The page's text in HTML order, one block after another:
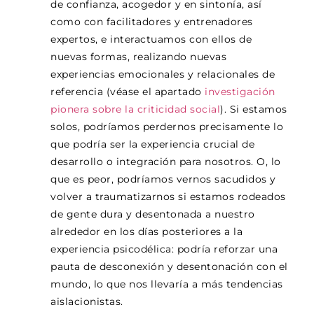
de confianza, acogedor y en sintonía, así
como con facilitadores y entrenadores
expertos, e interactuamos con ellos de
nuevas formas, realizando nuevas
experiencias emocionales y relacionales de
referencia (véase el apartado investigación
pionera sobre la criticidad social). Si estamos
solos, podríamos perdernos precisamente lo
que podría ser la experiencia crucial de
desarrollo o integración para nosotros. O, lo
que es peor, podríamos vernos sacudidos y
volver a traumatizarnos si estamos rodeados
de gente dura y desentonada a nuestro
alrededor en los días posteriores a la
experiencia psicodélica: podría reforzar una
pauta de desconexión y desentonación con el
mundo, lo que nos llevaría a más tendencias
aislacionistas.